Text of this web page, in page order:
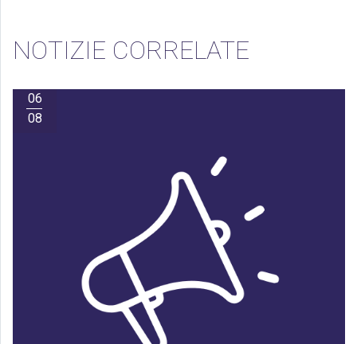
NOTIZIE CORRELATE
06
08